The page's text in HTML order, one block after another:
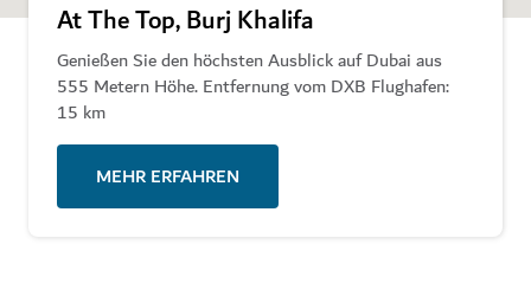
At The Top, Burj Khalifa
Genießen Sie den höchsten Ausblick auf Dubai aus
555 Metern Höhe. Entfernung vom DXB Flughafen:
15 km
MEHR ERFAHREN